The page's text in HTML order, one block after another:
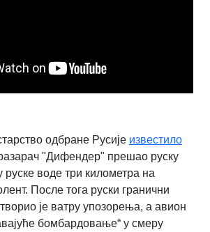
одбране Русије известило
"Дифендер" прешао руску
руске воде три километра на
После тога руски гранични
је ватру упозорења, а авион
бомбардовање“ у смеру